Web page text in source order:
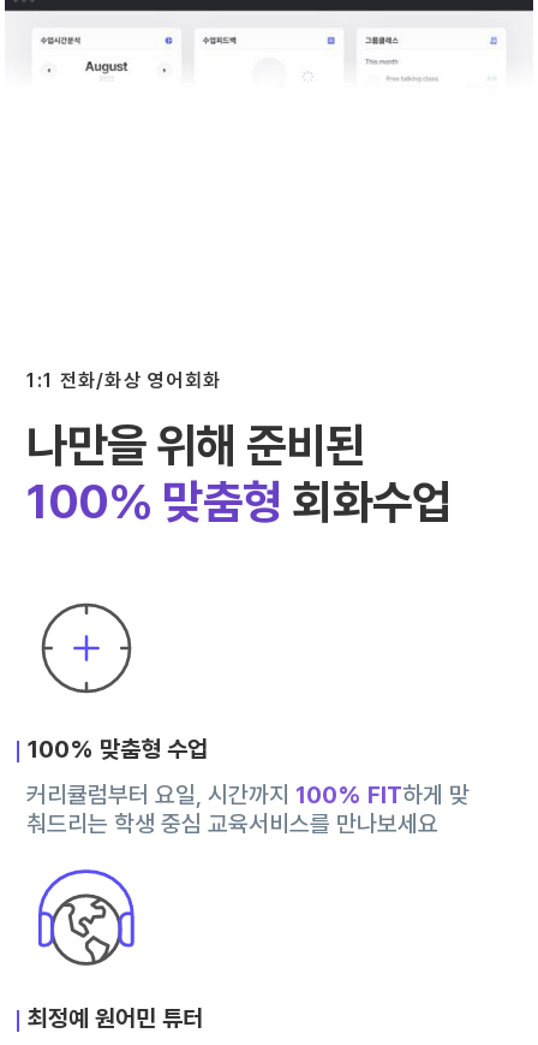
1:1 전화/화상 영어회화
나만을 위해 준비된
100% 맞춤형 회화수업
100% 맞춤형 수업
커리큘럼부터 요일, 시간까지 100% FIT하게 맞
춰드리는 학생 중심 교육서비스를 만나보세요
최정예 원어민 튜터